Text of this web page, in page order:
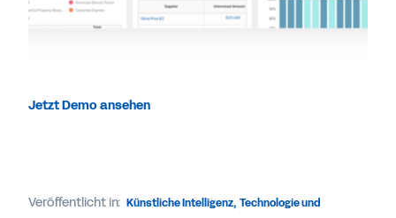
Jetzt Demo ansehen
Veröffentlicht in: Künstliche Intelligenz, Technologie und